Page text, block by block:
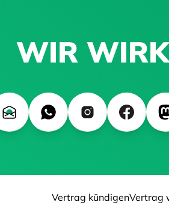
WIR
Vertrag kündigenVertrag